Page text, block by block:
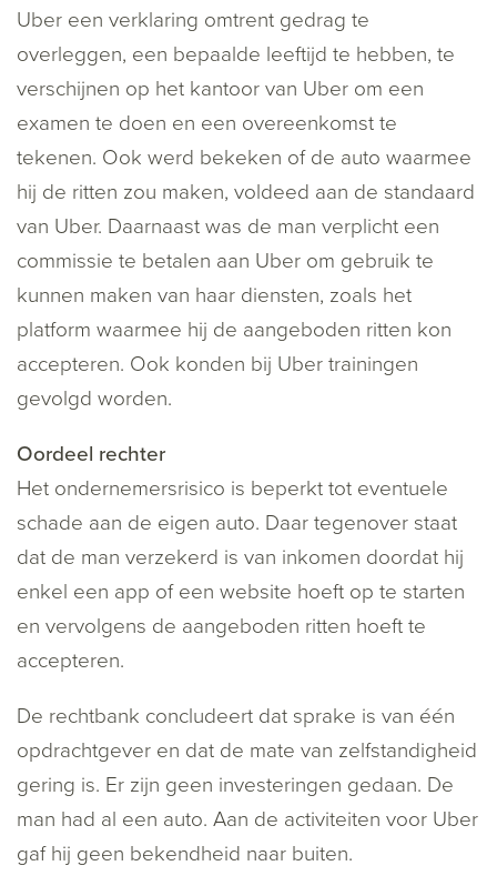
Uber een verklaring omtrent gedrag te
overleggen, een bepaalde leeftijd te hebben, te
verschijnen op het kantoor van Uber om een
examen te doen en een overeenkomst te
tekenen. Ook werd bekeken of de auto waarmee
hij de ritten zou maken, voldeed aan de standaard
van Uber. Daarnaast was de man verplicht een
commissie te betalen aan Uber om gebruik te
kunnen maken van haar diensten, zoals het
platform waarmee hij de aangeboden ritten kon
accepteren. Ook konden bij Uber trainingen
gevolgd worden.
Oordeel rechter
Het ondernemersrisico is beperkt tot eventuele
schade aan de eigen auto. Daar tegenover staat
dat de man verzekerd is van inkomen doordat hij
enkel een app of een website hoeft op te starten
en vervolgens de aangeboden ritten hoeft te
accepteren.
De rechtbank concludeert dat sprake is van één
opdrachtgever en dat de mate van zelfstandigheid
gering is. Er zijn geen investeringen gedaan. De
man had al een auto. Aan de activiteiten voor Uber
gaf hij geen bekendheid naar buiten.